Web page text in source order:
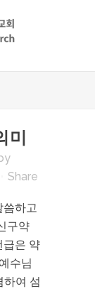
Share
씀하고
구약
급은 약
수님
하여 섬